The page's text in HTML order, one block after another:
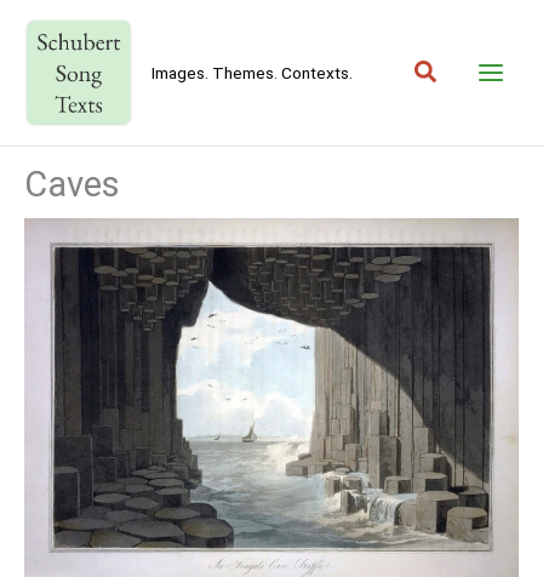
content
Images. Themes. Contexts. Search
Caves